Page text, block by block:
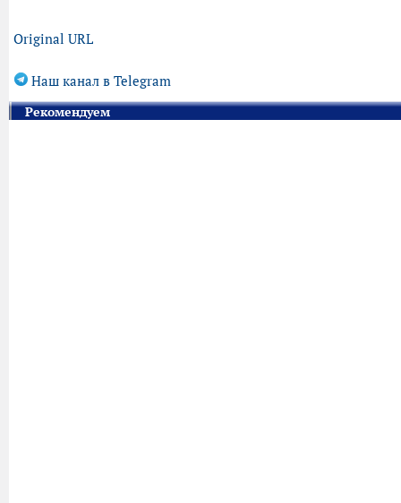
Original URL
Наш канал в Telegram
Рекомендуем